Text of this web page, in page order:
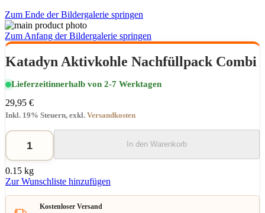
Zum Ende der Bildergalerie springen
Zum Anfang der Bildergalerie springen
Katadyn Aktivkohle Nachfüllpack Combi
Lieferzeitinnerhalb von 2-7 Werktagen
29,95 €
Inkl. 19% Steuern, exkl. Versandkosten
In den Warenkorb
0.15 kg
Zur Wunschliste hinzufügen
Kostenloser Versand